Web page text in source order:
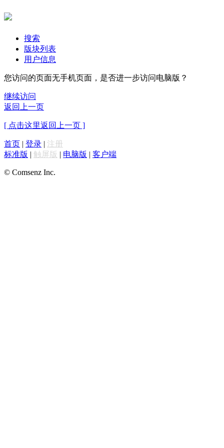
搜索
版块列表
用户信息
您访问的页面无手机页面，是否进一步访问电脑版？
继续访问
返回上一页
[ 点击这里返回上一页 ]
首页 | 登录 | 注册
标准版 | 触屏版 | 电脑版 | 客户端
© Comsenz Inc.